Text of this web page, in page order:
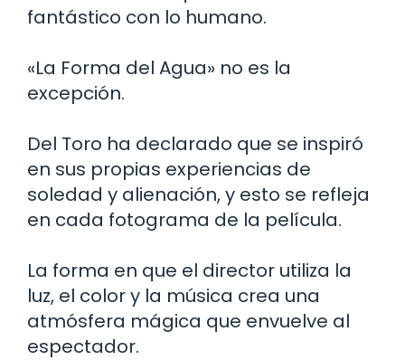
fantástico con lo humano.
«La Forma del Agua» no es la
excepción.
Del Toro ha declarado que se inspiró
en sus propias experiencias de
soledad y alienación, y esto se refleja
en cada fotograma de la película.
La forma en que el director utiliza la
luz, el color y la música crea una
atmósfera mágica que envuelve al
espectador.